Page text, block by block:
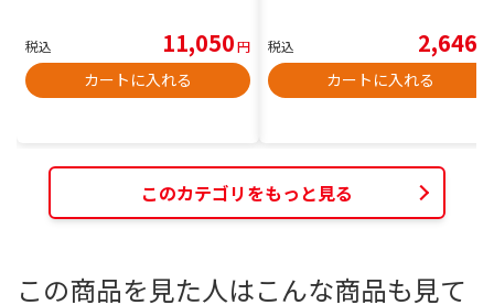
税込 11,050円
カートに入れる
税込 2,646
カートに入れる
このカテゴリをもっと見る
この商品を見た人はこんな商品も見て